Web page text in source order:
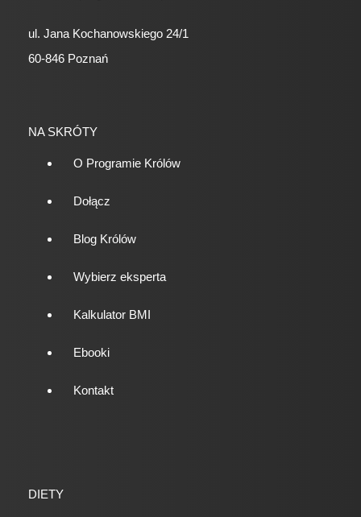
ul. Jana Kochanowskiego 24/1
60-846 Poznań
NA SKRÓTY
O Programie Królów
Dołącz
Blog Królów
Wybierz eksperta
Kalkulator BMI
Ebooki
Kontakt
DIETY